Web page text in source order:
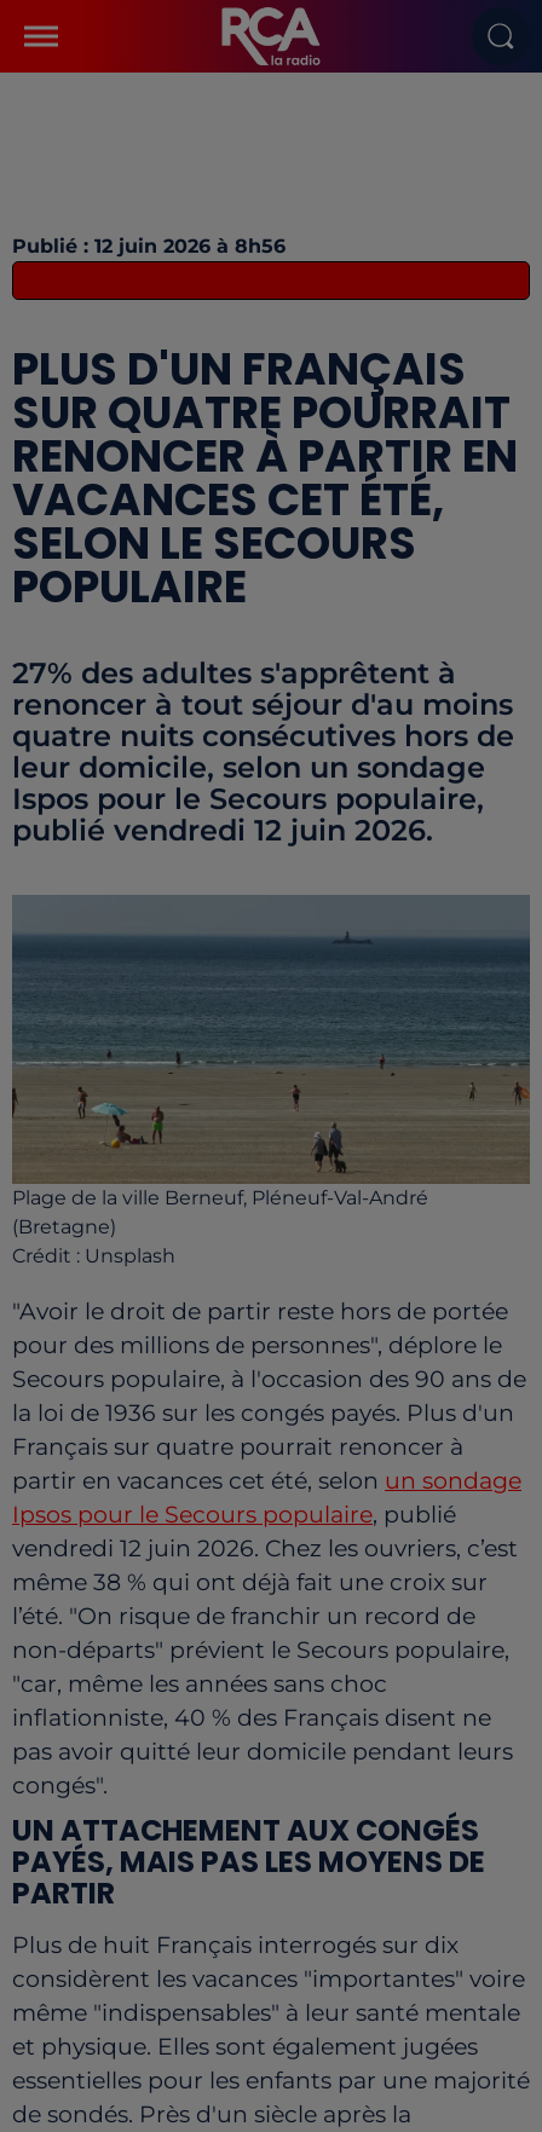
Publié : 12 juin 2026 à 8h56
PLUS D'UN FRANÇAIS
SUR QUATRE POURRAIT
RENONCER À PARTIR EN
VACANCES CET ÉTÉ,
SELON LE SECOURS
POPULAIRE
27% des adultes s'apprêtent à
renoncer à tout séjour d'au moins
quatre nuits consécutives hors de
leur domicile, selon un sondage
Ispos pour le Secours populaire,
publié vendredi 12 juin 2026.
Plage de la ville Berneuf, Pléneuf-Val-André
(Bretagne)
Crédit : Unsplash
"Avoir le droit de partir reste hors de portée
pour des millions de personnes", déplore le
Secours populaire, à l'occasion des 90 ans de
la loi de 1936 sur les congés payés. Plus d'un
Français sur quatre pourrait renoncer à
partir en vacances cet été, selon un sondage
Ipsos pour le Secours populaire, publié
vendredi 12 juin 2026. Chez les ouvriers, c’est
même 38 % qui ont déjà fait une croix sur
l’été. "On risque de franchir un record de
non-départs" prévient le Secours populaire,
"car, même les années sans choc
inflationniste, 40 % des Français disent ne
pas avoir quitté leur domicile pendant leurs
congés".
UN ATTACHEMENT AUX CONGÉS
PAYÉS, MAIS PAS LES MOYENS DE
PARTIR
Plus de huit Français interrogés sur dix
considèrent les vacances "importantes" voire
même "indispensables" à leur santé mentale
et physique. Elles sont également jugées
essentielles pour les enfants par une majorité
de sondés. Près d'un siècle après la